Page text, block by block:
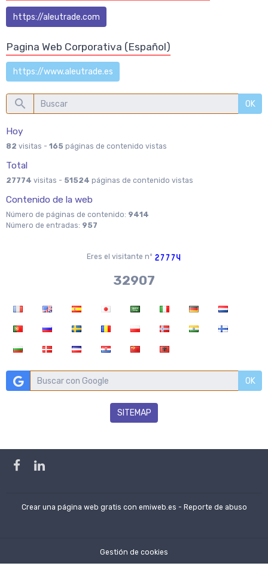
https://aleutrade.com
Pagina Web Corporativa (Español)
https://www.aleutrade.es
OK
Hoy
82 visitas - 165 páginas de contenido vistas
Total
27774 visitas - 51524 páginas de contenido vistas
Contenido de la web
Número de páginas de contenido: 9414
Número de entradas: 957
Eres el visitante nº
37970
OK
SITEMAP
Crear una página web gratis con emiweb.es - Reporte de abuso
Gestión de cookies